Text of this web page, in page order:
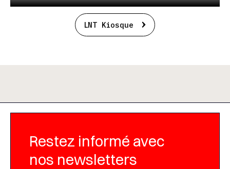
LNT Kiosque
Restez informé avec
nos newsletters